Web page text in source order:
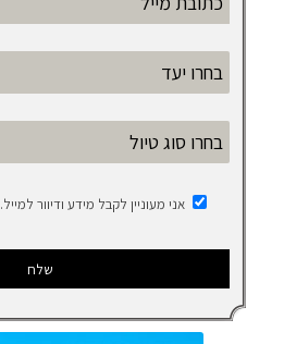
אני מעוניין לקבל מידע ודיוור למייל.